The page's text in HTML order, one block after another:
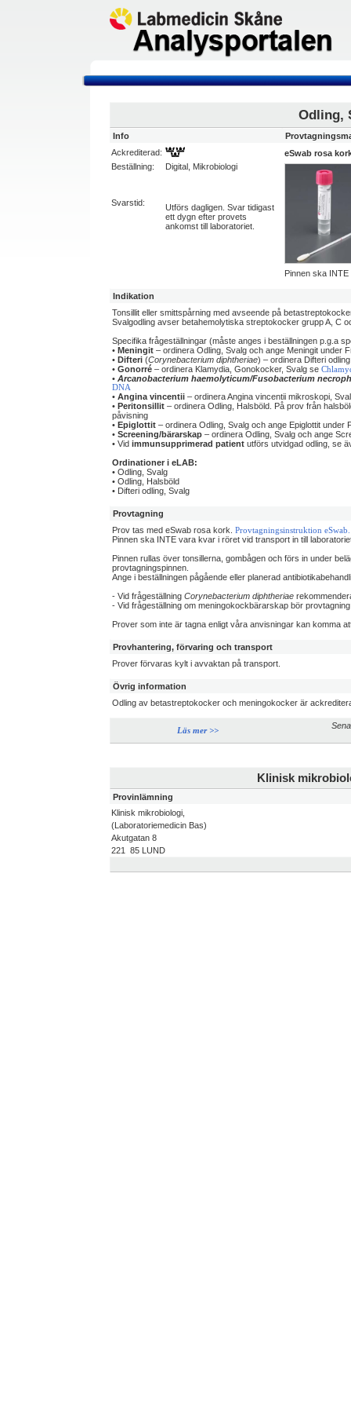
Odling,
Info
Ackrediterad:
Beställning:
Digital, Mikrobiologi
Svarstid:
Utförs dagligen. Svar tidigast
ett dygn efter provets
ankomst till laboratoriet.
eSwab rosa
Pinnen ska
Indikation
Tonsillit eller smittspårning med avseende på
Svalgodling avser betahemolytiska streptokocker grupp A, C
Specifika frågeställningar (måste anges i beställningen p.g.a
• Meningit – ordinera Odling, Svalg och ange Meningit under
• Difteri (Corynebacterium diphtheriae) – ordinera Difteri
• Gonorré – ordinera Klamydia, Gonokocker, Svalg se
• Arcanobacterium haemolyticum/Fusobacterium
DNA
• Angina vincentii – ordinera Angina vincentii mikroskopi,
• Peritonsillit – ordinera Odling, Halsböld. På prov från
påvisning
• Epiglottit – ordinera Odling, Svalg och ange Epiglottit under
• Screening/bärarskap – ordinera Odling, Svalg och ange
• Vid immunsupprimerad patient utförs utvidgad odling, se
Ordinationer i eLAB:
• Odling, Svalg
• Odling, Halsböld
• Difteri odling, Svalg
Provtagning
Prov tas med eSwab rosa kork. Provtagningsinstruktion eSwab.
Pinnen ska INTE vara kvar i röret vid transport in till
Pinnen rullas över tonsillerna, gombågen och förs in under
provtagningspinnen.
Ange i beställningen pågående eller planerad
- Vid frågeställning Corynebacterium diphtheriae
- Vid frågeställning om meningokockbärarskap bör
Prover som inte är tagna enligt våra anvisningar kan komma
Provhantering, förvaring och transport
Prover förvaras kylt i avvaktan på transport.
Övrig information
Odling av betastreptokocker och meningokocker är
Läs mer >>
Klinisk
Provinlämning
Klinisk mikrobiologi,
(Laboratoriemedicin Bas)
Akutgatan 8
221 85 LUND